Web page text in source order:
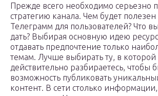
Прежде всего необходимо серьезно
стратегию канала. Чем будет
Телеграмм для пользователей? Что
дать? Выбирая основную идею
отдавать предпочтение только
темам. Лучше выбирать ту, в
действительно разбираетесь, чтобы
возможность публиковать
контент. В сети столько информации,